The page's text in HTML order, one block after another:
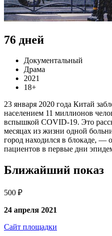
76 дней
Документальный
Драма
2021
18+
23 января 2020 года Китай
населением 11 миллионов
вспышкой COVID-19. Это
месяцах из жизни одной
город находился в блокаде, —
пациентов в первые дни
Ближайший показ
500 ₽
24 апреля 2021
Сайт площадки